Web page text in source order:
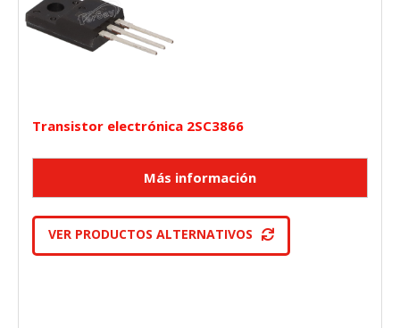
Transistor electrónica 2SC3866
VER PRODUCTOS ALTERNATIVOS